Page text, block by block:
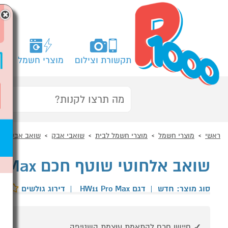
תקשורת וצילום מוצרי חשמל
ראשי מוצרי חשמל מוצרי חשמל לבית שואבי אבק שואב אבק ידני
שואב אלחוטי שוטף חכם JIMMY HW11 Pro Max
סוג מוצר: חדש | דגם HW11 Pro Max | דירוג גולשים
×